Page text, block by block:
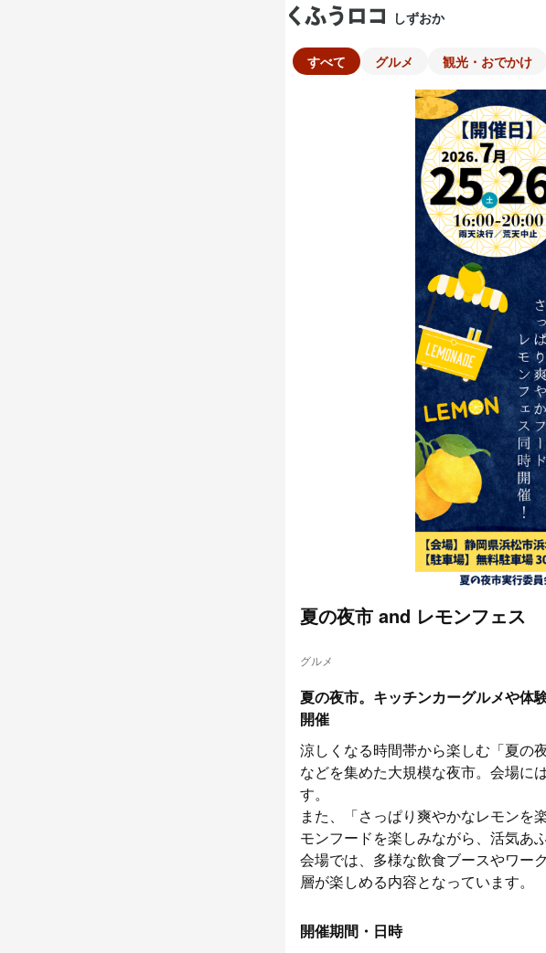
しずおか
すべて グルメ 観光・おでかけ
夏の夜市 and レモンフェス
グルメ
夏の夜市。キッチンカーグルメや体
開催
涼しくなる時間帯から楽しむ「夏の
などを集めた大規模な夜市。会場に
す。
また、「さっぱり爽やかなレモンを
モンフードを楽しみながら、活気あ
会場では、多様な飲食ブースやワー
層が楽しめる内容となっています。
開催期間・日時